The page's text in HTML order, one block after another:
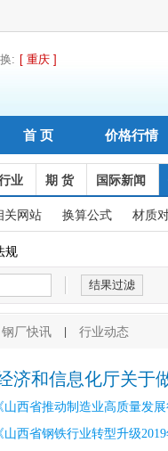
: [ 重庆 ]
首 页 价格行情
业 期 货 国际新闻
关网站 换算公式 材质
规
钢厂快讯 行业动态
济和信息化厅关于
山西省推动制造业高质量发
山西省钢铁行业转型升级